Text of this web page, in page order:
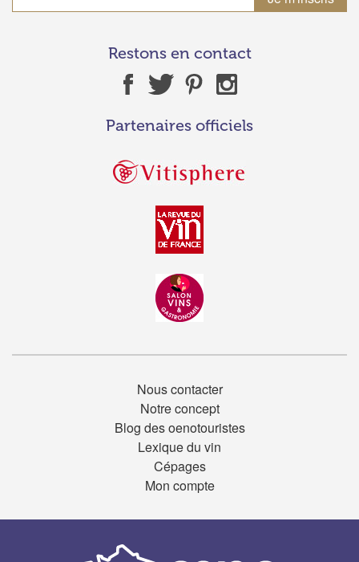
Restons en contact
Partenaires officiels
Nous contacter
Notre concept
Blog des oenotouristes
Lexique du vin
Cépages
Mon compte